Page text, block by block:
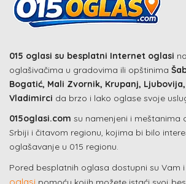
015 oglasi su besplatni Internet oglasi
oglašivačima u gradovima ili opštinima
Bogatić, Mali Zvornik, Krupanj,
Vladimirci da brzo i lako oglase svoje
015oglasi.com su namenjeni i meštanima
Srbiji i čitavom regionu, kojima bi bilo
oglašavanje u 015 regionu.
Pored besplatnih oglasa dostupni su Vam